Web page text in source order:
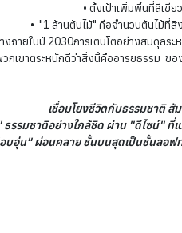
• ตั้งเป้าเพิ่มพื้นที่สีเขีย
• "1 ล้านต้นไม้" คือจำนวนต้นไม้ที่สิ
ยในปี 2030การเติบโตอย่างสมดุลร
วกเขาตระหนักดีว่าสิ่งนี้คืออารยธรรม
เชื่อมโยงชีวิตกับธรรมชาติ
รมชาติอย่างใกล้ชิด ผ่าน "ดีไซน์"
บอุ่น" ผ่อนคลาย ชั้นบนสุดเป็นชั้นลอฟ